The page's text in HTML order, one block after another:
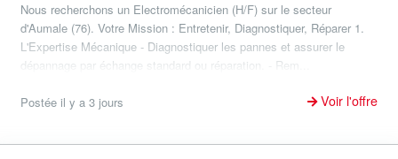
Nous recherchons un Electromécanicien (H/F) sur le secteur
d'Aumale (76). Votre Mission : Entretenir, Diagnostiquer, Réparer 1.
L'Expertise Mécanique - Diagnostiquer les pannes et assurer le
dépannage par échange standard ou réparation. - Rem...
Postée il y a 3 jours Voir l'offre